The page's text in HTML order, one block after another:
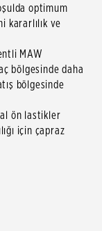
optimum
kararlılık ve
MAW
bölgesinde daha
bölgesinde
ön lastikler
için çapraz